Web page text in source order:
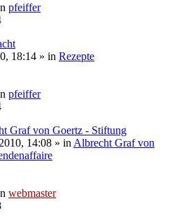
pfeiffer
18:14 » in Rezepte
pfeiffer
Graf von Goertz - Stiftung
14:08 » in Albrecht Graf von
webmaster